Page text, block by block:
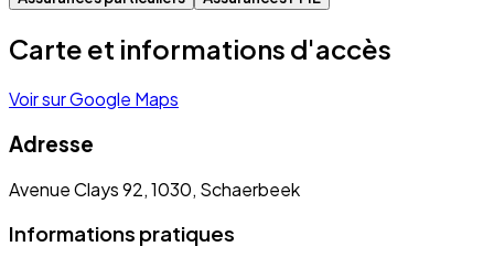
Carte et informations d'accès
Voir sur Google Maps
Adresse
Avenue Clays 92, 1030, Schaerbeek
Informations pratiques